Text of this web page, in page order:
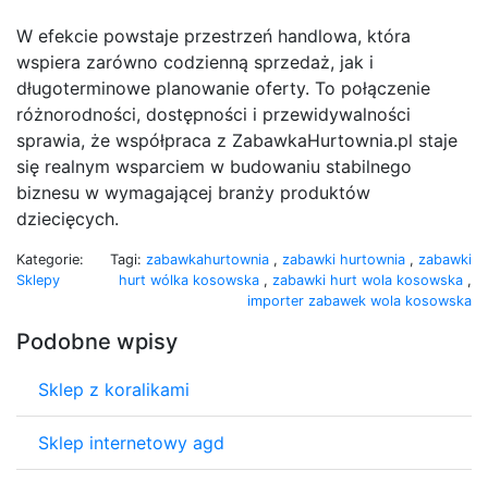
W efekcie powstaje przestrzeń handlowa, która
wspiera zarówno codzienną sprzedaż, jak i
długoterminowe planowanie oferty. To połączenie
różnorodności, dostępności i przewidywalności
sprawia, że współpraca z ZabawkaHurtownia.pl staje
się realnym wsparciem w budowaniu stabilnego
biznesu w wymagającej branży produktów
dziecięcych.
Kategorie:
Sklepy
Tagi: zabawkahurtownia , zabawki hurtownia , zabawki
hurt wólka kosowska , zabawki hurt wola kosowska ,
importer zabawek wola kosowska
Podobne wpisy
Sklep z koralikami
Sklep internetowy agd